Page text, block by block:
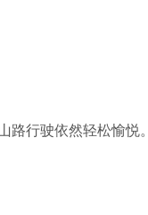
行驶依然轻松愉悦。